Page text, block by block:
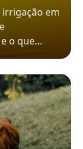
em
o que…